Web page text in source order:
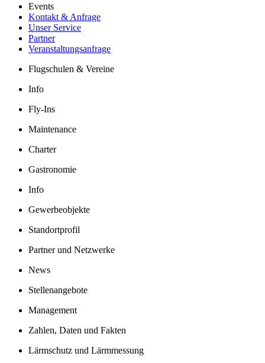
Events
Kontakt & Anfrage
Unser Service
Partner
Veranstaltungsanfrage
Flugschulen & Vereine
Info
Fly-Ins
Maintenance
Charter
Gastronomie
Info
Gewerbeobjekte
Standortprofil
Partner und Netzwerke
News
Stellenangebote
Management
Zahlen, Daten und Fakten
Lärmschutz und Lärmmessung